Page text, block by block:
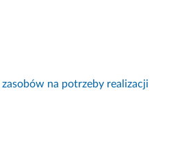
na potrzeby realizacji